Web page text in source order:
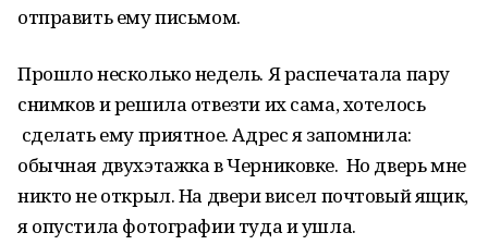
отправить ему письмом.
Прошло несколько недель. Я распечатала пару
снимков и решила отвезти их сама, хотелось
сделать ему приятное. Адрес я запомнила:
обычная двухэтажка в Черниковке. Но дверь мне
никто не открыл. На двери висел почтовый ящик,
я опустила фотографии туда и ушла.